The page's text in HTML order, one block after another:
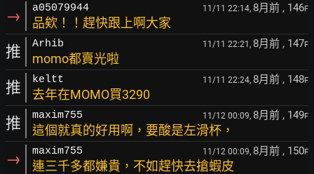
→ a05079944 11/11 22:14, 8月前 , 146F
品欸！！趕快跟上啊大家
推 Arhib 11/11 22:21, 8月前 , 147F
momo都賣光啦
推 keltt 11/11 22:24, 8月前 , 148F
去年在MOMO買3290
推 maxim755 11/12 00:09, 8月前 , 149F
這個就真的好用啊，要酸是左滑杯，
→ maxim755 11/12 00:09, 8月前 , 150F
連三千多都嫌貴，不如趕快去搶蝦皮